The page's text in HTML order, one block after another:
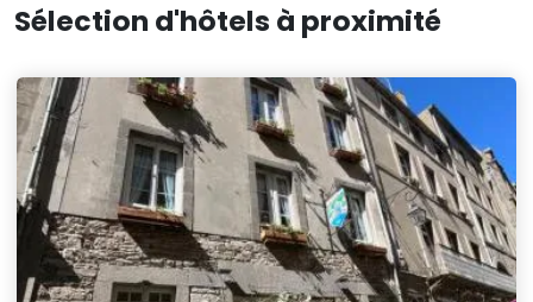
Sélection d'hôtels à proximité